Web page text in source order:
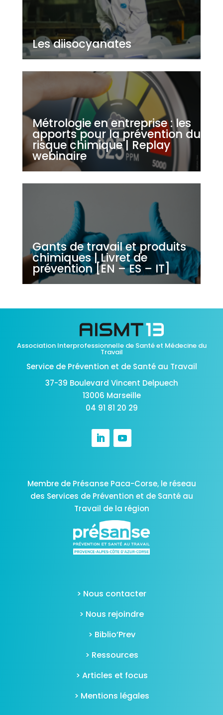
Les diisocyanates
Métrologie en entreprise : les
apports pour la prévention du
risque chimique | Replay
webinaire
Gants de travail et produits
chimiques | Livret de
prévention [EN – ES – IT]
Association Interprofessionnelle de Santé et Médecine du
Travail
Service de Prévention et de Santé au Travail
37-39 Boulevard Vincent Delpuech
13006 Marseille
04 91 81 20 29
Membre de Présanse Paca-Corse, le réseau
des Services de Prévention et de Santé au
Travail de la région
> Nous contacter
> Nous rejoindre
> Biblio’Prev
> Ressources
> Articles et focus
> Mentions légales